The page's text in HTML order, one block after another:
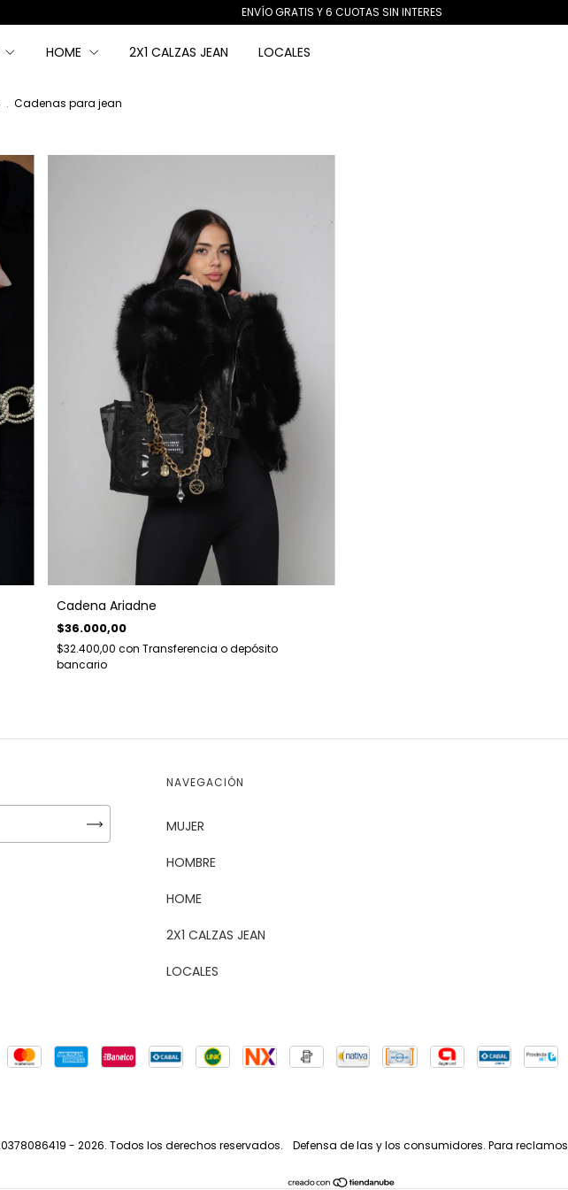
ENVÍO GRATIS Y 6 CUOTAS SIN INTERES
HOME 2X1 CALZAS JEAN LOCALES
. Cadenas para jean
Cadena Ariadne
$36.000,00
$32.400,00 con Transferencia o depósito
bancario
NAVEGACIÓN
MUJER
HOMBRE
HOME
2X1 CALZAS JEAN
LOCALES
- 2026. Todos los derechos reservados. Defensa de las y los consumidores. Para reclamos